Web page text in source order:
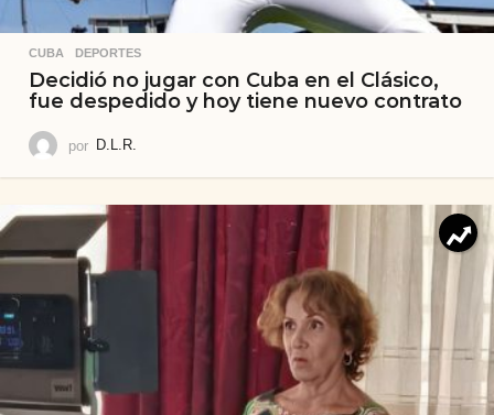
CUBA ,DEPORTES
Decidió no jugar con Cuba en el Clásico,
fue despedido y hoy tiene nuevo contrato
por D.L.R.